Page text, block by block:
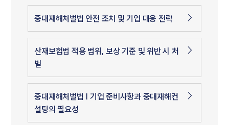
중대재해처벌법 안전 조치 및 기업 대응 전략
산재보험법 적용 범위, 보상 기준 및 위반 시 처
벌
중대재해처벌법 | 기업 준비사항과 중대재해컨
설팅의 필요성